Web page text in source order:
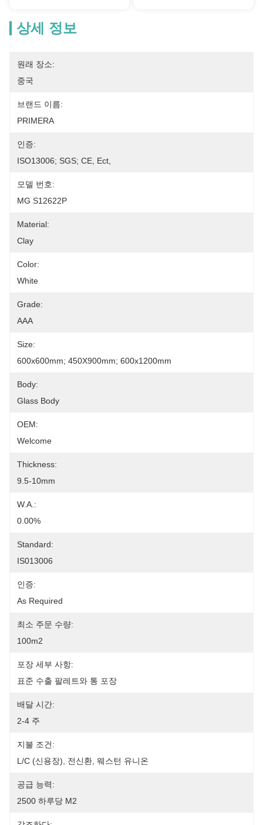
상세 정보
원래 장소:
중국
브랜드 이름:
PRIMERA
인증:
ISO13006; SGS; CE, Ect,
모델 번호:
MG S12622P
Material:
Clay
Color:
White
Grade:
AAA
Size:
600x600mm; 450X900mm; 600x1200mm
Body:
Glass Body
OEM:
Welcome
Thickness:
9.5-10mm
W.A.:
0.00%
Standard:
IS013006
인증:
As Required
최소 주문 수량:
100m2
포장 세부 사항:
표준 수출 팔레트와 통 포장
배달 시간:
2-4 주
지불 조건:
L/C (신용장), 전신환, 웨스턴 유니온
공급 능력:
2500 하루당 M2